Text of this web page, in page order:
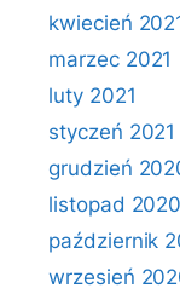
kwiecień
marzec 2021
luty 2021
styczeń 2021
grudzień
listopad 2020
październik
wrzesień